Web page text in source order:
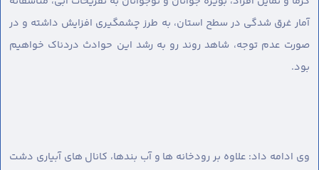
آمار غرق شدگی در سطح استان، به طرز چشمگیری افزایش داشته و در
صورت عدم توجه، شاهد روند رو به رشد این حوادث دردناک خواهیم
بود.
وی ادامه داد: علاوه بر رودخانه ها و آب بندها، کانال های آبیاری دشت